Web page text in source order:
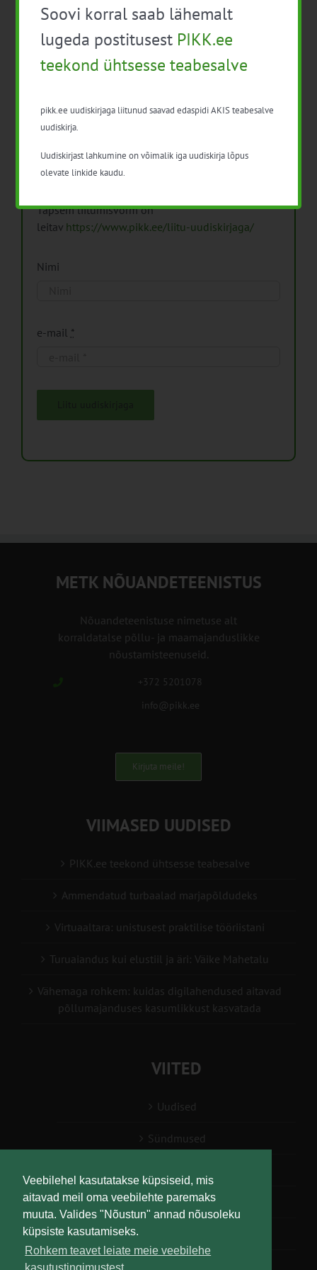
Veebilehel kasutatakse küpsiseid, mis
aitavad meil oma veebilehte paremaks
muuta. Valides "Nõustun" annad nõusoleku
küpsiste kasutamiseks.
Rohkem teavet leiate meie veebilehe
Pikk.ee uudiskirjaga liitumine.
Isikuandmeid töötleme vastavalt
Isikuandmete
Täpsem liitumisvorm on
leitav https://www.pikk.ee/liitu-uudiskirjaga/
Nimi
e-mail *
METK NÕUANDETEENISTUS
Nõuandeteenistuse nimetuse alt
korraldatalse põllu- ja maamajanduslikke
nõustamisteenuseid.
+372 5201078
info@pikk.ee
Kirjuta meile!
VIIMASED UUDISED
PIKK.ee teekond ühtsesse teabesalve
Ammendatud turbaalad marjapõldudeks
Virtuaaltara: unistusest praktilise tööriistani
Turuaiandus kui elustiil ja äri: Väike Mahetalu
Vähemaga rohkem: kuidas digilahendused aitavad
põllumajanduses kasumlikkust kasvatada
VIITED
Uudised
Sündmused
Teabesalv
Liitu uudiskirjaga
Soovi korral saab lähemalt
lugeda postitusest PIKK.ee
teekond ühtsesse teabesalve
pikk.ee uudiskirjaga liitunud saavad edaspidi AKIS teabesalve
uudiskirja.
Uudiskirjast lahkumine on võimalik iga uudiskirja lõpus
olevate linkide kaudu.